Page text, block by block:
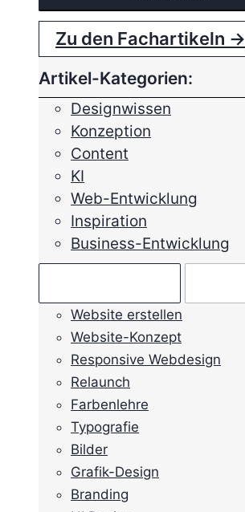
Zu den Fachartikeln →
Artikel-Kategorien:
Designwissen
Konzeption
Content
KI
Web-Entwicklung
Inspiration
Business-Entwicklung
Website erstellen
Website-Konzept
Responsive Webdesign
Relaunch
Farbenlehre
Typografie
Bilder
Grafik-Design
Branding